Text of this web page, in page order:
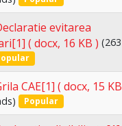
evitarea
( docx, 16 KB ) (263
CAE[1] ( docx, 15 KB
Popular